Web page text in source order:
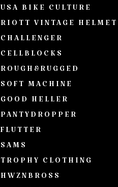
USA BIKE CULTURE
RIOTT VINTAGE HELMET
CHALLENGER
CELLBLOCKS
ROUGH&RUGGED
SOFT MACHINE
GOOD HELLER
PANTYDROPPER
FLUTTER
SAMS
TROPHY CLOTHING
HWZNBROSS